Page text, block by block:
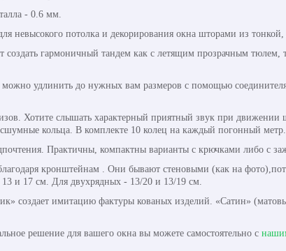
- 0.6 мм.
невысокого потолка и декорирования окна шторами из тонкой,
создать гармоничный тандем как с летящим прозрачным
удлинить до нужных вам размеров с помощью
Хотите слышать характерный приятный звук при движении
кольца. В комплекте 10 колец на каждый погонный метр.
Практичны, компактны варианты с крючками либо с
кронштейнам . Они бывают стеновыми (как на
и 17 см. Для двухрядных - 13/20 и 13/19 см.
создает имитацию фактуры кованых изделий. «Сатин»
решение для вашего окна вы можете самостоятельно с